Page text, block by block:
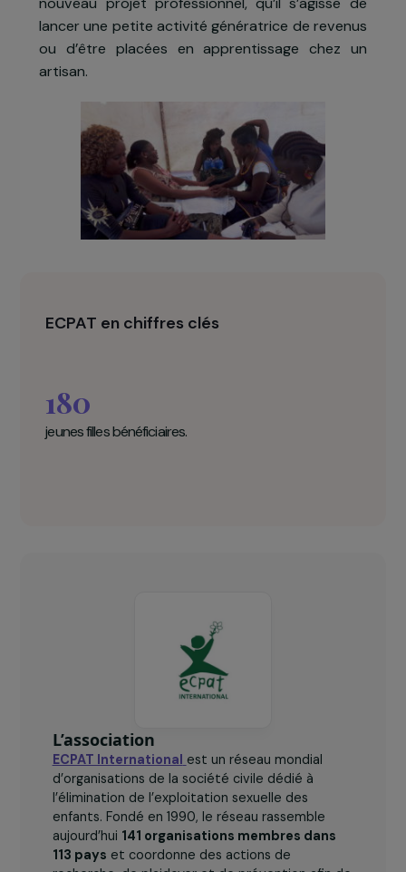
En fonction des problématiques, les jeunes
peuvent bénéficier d’un suivi social individuel
être orientées vers des structures partenaires.
Une fois qu’elles commencent à
confiance en elles, elles sont
dans l’identification et la construction
nouveau projet professionnel, qu’il s’agisse
lancer une petite activité génératrice de
ou d’être placées en apprentissage chez
jeunes filles bénéficiaires.